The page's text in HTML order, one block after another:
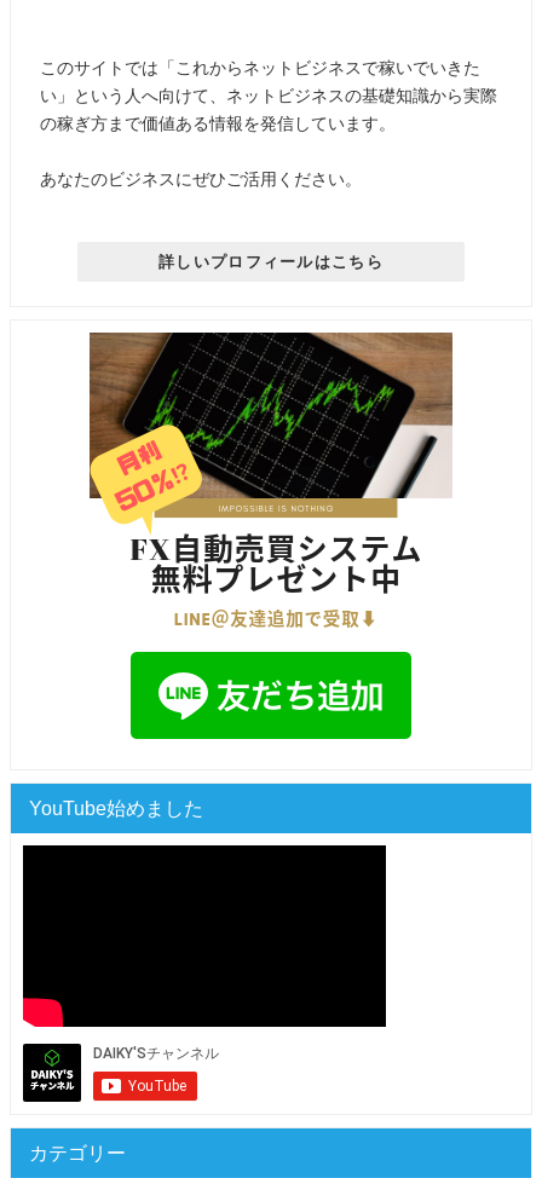
このサイトでは「これからネットビジネスで稼いでいきた
い」という人へ向けて、ネットビジネスの基礎知識から実際
の稼ぎ方まで価値ある情報を発信しています。
あなたのビジネスにぜひご活用ください。
詳しいプロフィールはこちら
YouTube始めました
カテゴリー